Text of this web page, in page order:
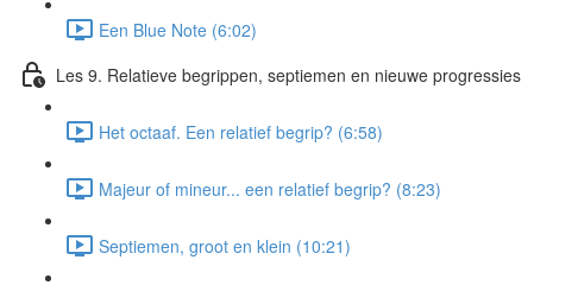
Een Blue Note (6:02)
Les 9. Relatieve begrippen, septiemen en nieuwe progressies
Het octaaf. Een relatief begrip? (6:58)
Majeur of mineur... een relatief begrip? (8:23)
Septiemen, groot en klein (10:21)